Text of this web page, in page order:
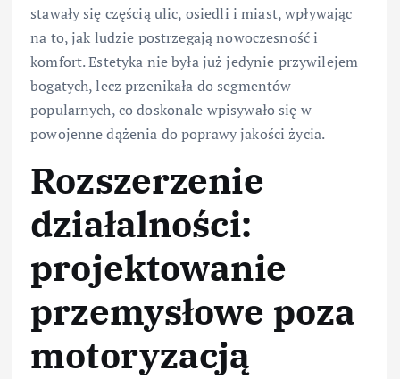
stawały się częścią ulic, osiedli i miast, wpływając
na to, jak ludzie postrzegają nowoczesność i
komfort. Estetyka nie była już jedynie przywilejem
bogatych, lecz przenikała do segmentów
popularnych, co doskonale wpisywało się w
powojenne dążenia do poprawy jakości życia.
Rozszerzenie
działalności:
projektowanie
przemysłowe poza
motoryzacją